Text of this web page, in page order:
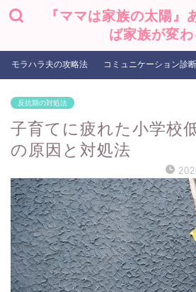
『ママは家族の太陽』
ば家族が変わ
モラハラ夫の攻略法 コミュニケーション診断
反抗期の対処法
子育てに疲れた小学校
の原因と対処法